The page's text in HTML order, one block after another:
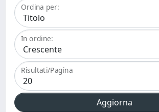
Ordina per:
In ordine:
Risultati/Pagina